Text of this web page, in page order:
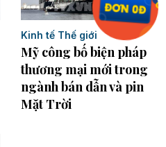
Kinh tế Thế giới
Mỹ công bố biện pháp
thương mại mới trong
ngành bán dẫn và pin
Mặt Trời